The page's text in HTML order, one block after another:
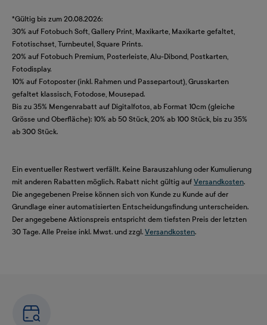
*Gültig bis zum 20.08.2026:
30% auf Fotobuch Soft, Gallery Print, Maxikarte, Maxikarte gefaltet,
Fototischset, Turnbeutel, Square Prints.
20% auf Fotobuch Premium, Posterleiste, Alu-Dibond, Postkarten,
Fotodisplay.
10% auf Fotoposter (inkl. Rahmen und Passepartout), Grusskarten
gefaltet klassisch, Fotodose, Mousepad.
Bis zu 35% Mengenrabatt auf Digitalfotos, ab Format 10cm (gleiche
Grösse und Oberfläche): 10% ab 50 Stück, 20% ab 100 Stück, bis zu 35%
ab 300 Stück.
Ein eventueller Restwert verfällt. Keine Barauszahlung oder Kumulierung
mit anderen Rabatten möglich. Rabatt nicht gültig auf Versandkosten.
Die angegebenen Preise können sich von Kunde zu Kunde auf der
Grundlage einer automatisierten Entscheidungsfindung unterscheiden.
Der angegebene Aktionspreis entspricht dem tiefsten Preis der letzten
30 Tage. Alle Preise inkl. Mwst. und zzgl. Versandkosten.